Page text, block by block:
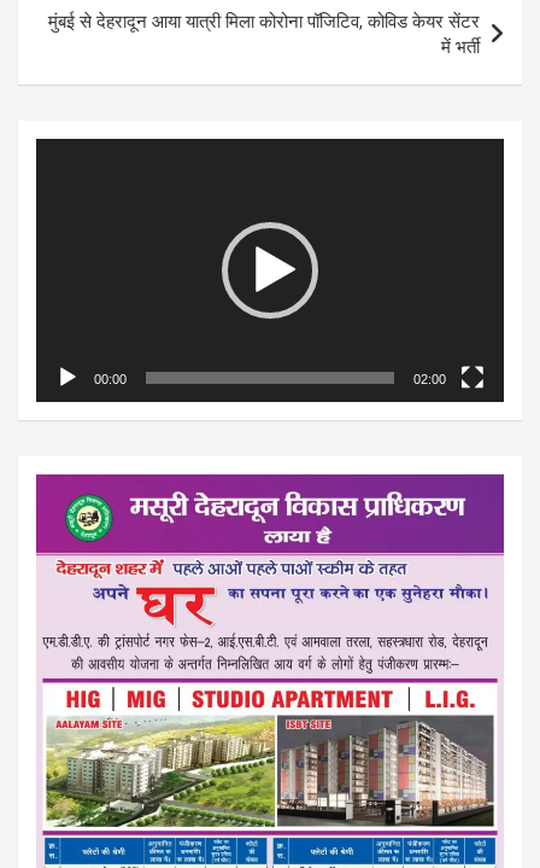
मुंबई से देहरादून आया यात्री मिला कोरोना पॉजिटिव, कोविड केयर सेंटर
में भर्ती
00:00 02:00